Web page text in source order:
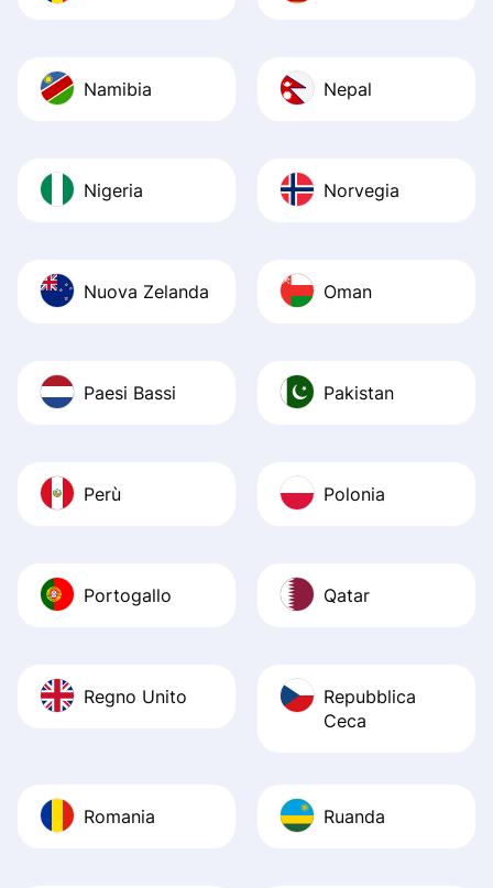
Namibia Nepal
Nigeria Norvegia
Nuova Zelanda Oman
Paesi Bassi Pakistan
Perù Polonia
Portogallo Qatar
Regno Unito
Repubblica
Ceca
Romania Ruanda